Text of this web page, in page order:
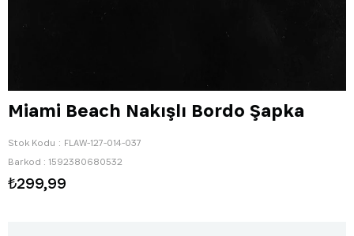
Miami Beach Nakışlı Bordo Şapka
Stok Kodu
FLAW-127-014-037
Barkod : 1592380680532
₺299,99